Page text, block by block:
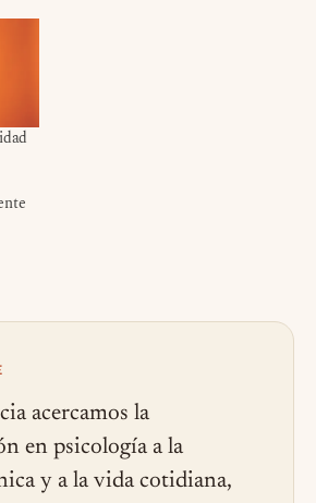
acercamos la
en psicología a la
y a la vida cotidiana,